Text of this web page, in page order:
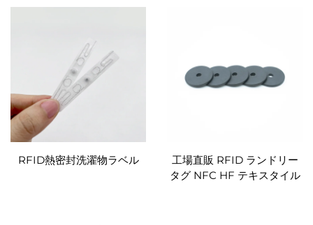
RFID熱密封洗濯物ラベル
工場直販 RFID ランドリー
タグ NFC HF テキスタイル